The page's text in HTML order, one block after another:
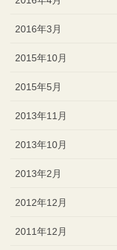
2016年3月
2015年10月
2015年5月
2013年11月
2013年10月
2013年2月
2012年12月
2011年12月